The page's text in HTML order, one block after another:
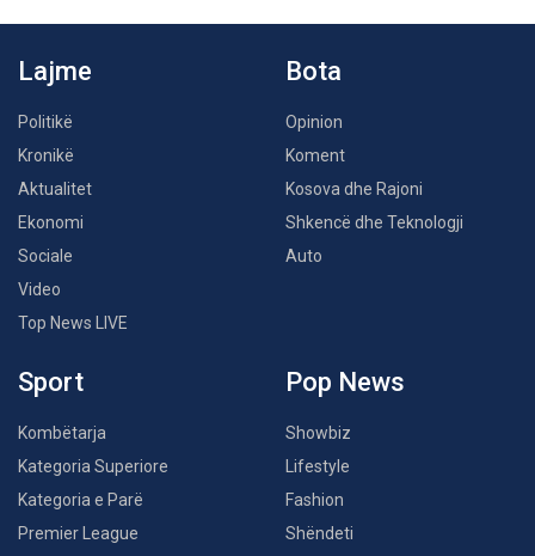
Lajme
Politikë
Kronikë
Aktualitet
Ekonomi
Sociale
Video
Top News LIVE
Bota
Opinion
Koment
Kosova dhe Rajoni
Shkencë dhe Teknologji
Auto
Sport
Kombëtarja
Kategoria Superiore
Kategoria e Parë
Premier League
Pop News
Showbiz
Lifestyle
Fashion
Shëndeti